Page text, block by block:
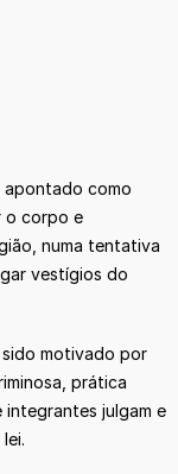
apontado como
o corpo e
numa tentativa
vestígios do
motivado por
prática
integrantes julgam e